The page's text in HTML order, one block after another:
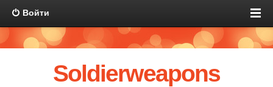
Войти
Soldierweapons